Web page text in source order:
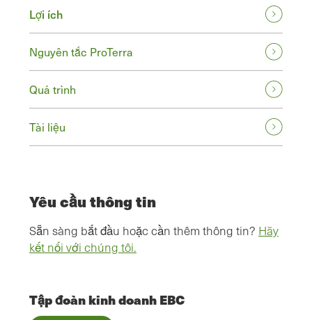
Lợi ích
Nguyên tắc ProTerra
Quá trình
Tài liệu
Yêu cầu thông tin
Sẵn sàng bắt đầu hoặc cần thêm thông tin? Hãy
kết nối với chúng tôi.
Tập đoàn kinh doanh EBC